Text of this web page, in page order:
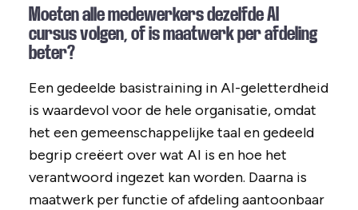
Moeten alle medewerkers dezelfde AI
cursus volgen, of is maatwerk per afdeling
beter?
Een gedeelde basistraining in AI-geletterdheid
is waardevol voor de hele organisatie, omdat
het een gemeenschappelijke taal en gedeeld
begrip creëert over wat AI is en hoe het
verantwoord ingezet kan worden. Daarna is
maatwerk per functie of afdeling aantoonbaar